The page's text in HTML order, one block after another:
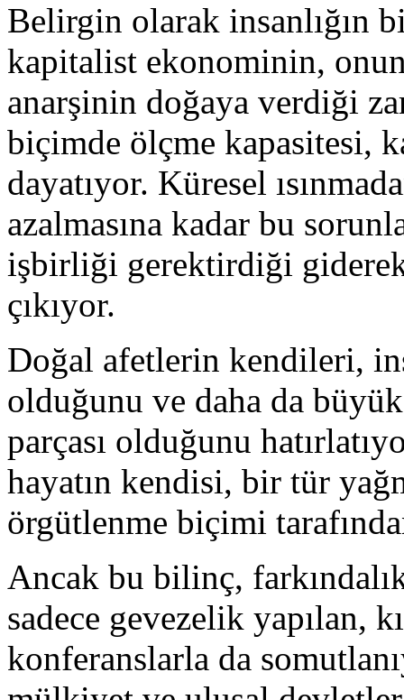
Belirgin olarak insanlığın
kapitalist ekonominin, onun
anarşinin doğaya verdiği
biçimde ölçme kapasitesi,
dayatıyor. Küresel
azalmasına kadar bu
işbirliği gerektirdiği
çıkıyor.
Doğal afetlerin kendileri,
olduğunu ve daha da
parçası olduğunu
hayatın kendisi, bir tür
örgütlenme biçimi
Ancak bu bilinç,
sadece gevezelik yapılan,
konferanslarla da